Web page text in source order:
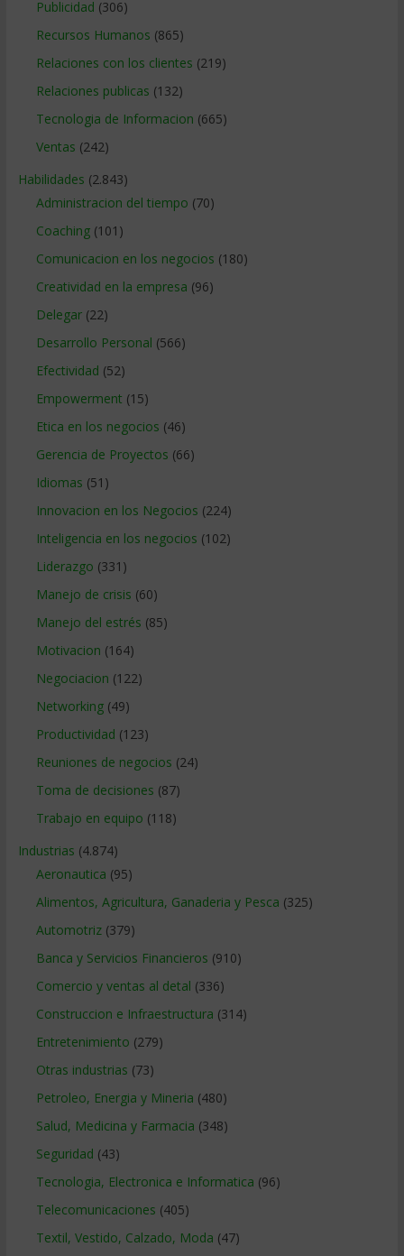
Publicidad (306)
Recursos Humanos (865)
Relaciones con los clientes (219)
Relaciones publicas (132)
Tecnologia de Informacion (665)
Ventas (242)
Habilidades (2.843)
Administracion del tiempo (70)
Coaching(101)
Comunicacion en los negocios (180)
Creatividad en la empresa (96)
Delegar(22)
Desarrollo Personal (566)
Efectividad (52)
Empowerment (15)
Etica en los negocios (46)
Gerencia de Proyectos (66)
Idiomas (51)
Innovacion en los Negocios (224)
Inteligencia en los negocios (102)
Liderazgo (331)
Manejo de crisis (60)
Manejo del estrés (85)
Motivacion (164)
Negociacion (122)
Networking(49)
Productividad (123)
Reuniones de negocios (24)
Toma de decisiones (87)
Trabajo en equipo (118)
Industrias (4.874)
Aeronautica (95)
Alimentos, Agricultura, Ganaderia y Pesca (325)
Automotriz(379)
Banca y Servicios Financieros (910)
Comercio y ventas al detal (336)
Construccion e Infraestructura (314)
Entretenimiento (279)
Otras industrias (73)
Petroleo, Energia y Mineria (480)
Salud, Medicina y Farmacia (348)
Seguridad (43)
Tecnologia, Electronica e Informatica (96)
Telecomunicaciones (405)
Textil, Vestido, Calzado, Moda (47)